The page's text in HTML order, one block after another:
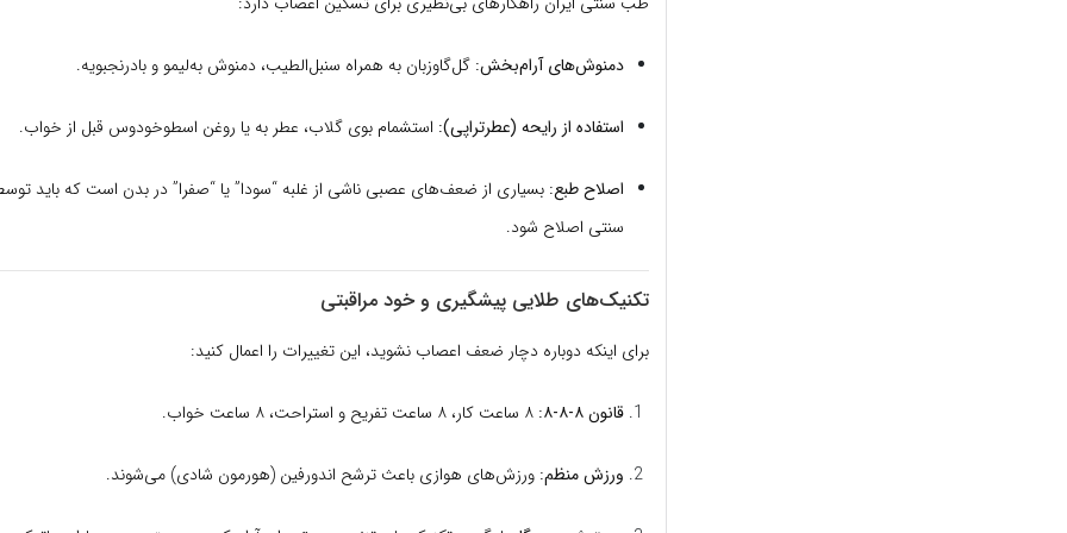
دمنوش‌های آرام‌بخش: گل‌گاو‌زبان به همراه سنبل‌الطیب، دمنوش به‌لیمو و بادرنجبویه.
استفاده از رایحه (عطرتراپی): استشمام بوی گلاب، عطر به یا روغن اسطوخودوس قبل از خواب.
اصلاح طبع: بسیاری از ضعف‌های عصبی ناشی از غلبه “سودا” یا “صفرا” در بدن است که باید
سنتی اصلاح شود.
تکنیک‌های طلایی پیشگیری و خود مراقبتی
برای اینکه دوباره دچار ضعف اعصاب نشوید، این تغییرات را اعمال کنید:
قانون ۸-۸-۸:
ورزش منظم: ورزش‌های هوازی باعث ترشح اندورفین (هورمون شادی) می‌شوند.